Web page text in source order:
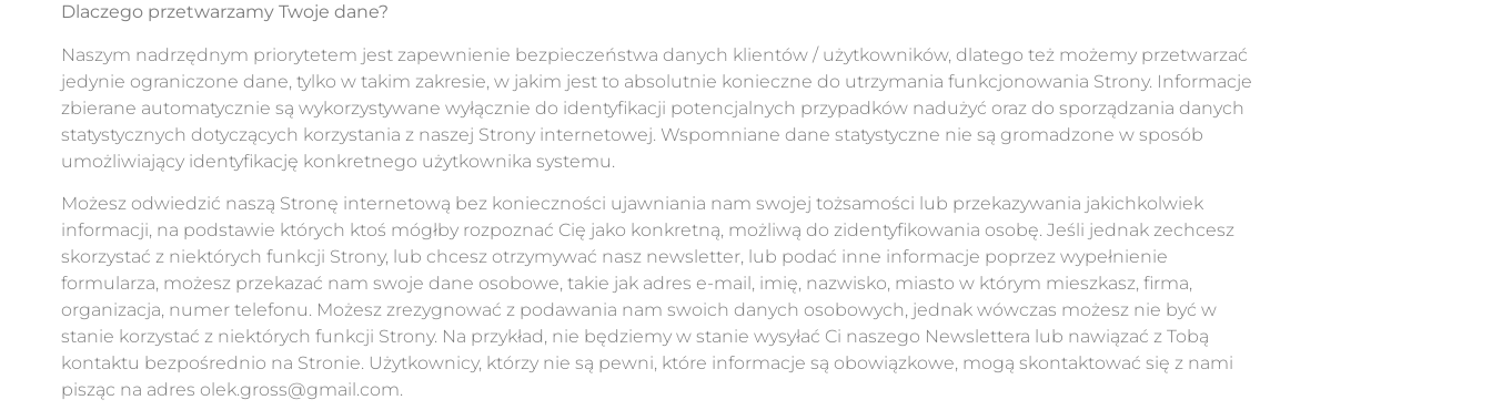
Dlaczego przetwarzamy Twoje dane?
Naszym nadrzędnym priorytetem jest zapewnienie bezpieczeństwa danych klientów / użytkowników, dlatego też możemy przetwarzać
jedynie ograniczone dane, tylko w takim zakresie, w jakim jest to absolutnie konieczne do utrzymania funkcjonowania Strony. Informacje
zbierane automatycznie są wykorzystywane wyłącznie do identyfikacji potencjalnych przypadków nadużyć oraz do sporządzania danych
statystycznych dotyczących korzystania z naszej Strony internetowej. Wspomniane dane statystyczne nie są gromadzone w sposób
umożliwiający identyfikację konkretnego użytkownika systemu.
Możesz odwiedzić naszą Stronę internetową bez konieczności ujawniania nam swojej tożsamości lub przekazywania jakichkolwiek
informacji, na podstawie których ktoś mógłby rozpoznać Cię jako konkretną, możliwą do zidentyfikowania osobę. Jeśli jednak zechcesz
skorzystać z niektórych funkcji Strony, lub chcesz otrzymywać nasz newsletter, lub podać inne informacje poprzez wypełnienie
formularza, możesz przekazać nam swoje dane osobowe, takie jak adres e-mail, imię, nazwisko, miasto w którym mieszkasz, firma,
organizacja, numer telefonu. Możesz zrezygnować z podawania nam swoich danych osobowych, jednak wówczas możesz nie być w
stanie korzystać z niektórych funkcji Strony. Na przykład, nie będziemy w stanie wysyłać Ci naszego Newslettera lub nawiązać z Tobą
kontaktu bezpośrednio na Stronie. Użytkownicy, którzy nie są pewni, które informacje są obowiązkowe, mogą skontaktować się z nami
pisząc na adres olek.gross@gmail.com.